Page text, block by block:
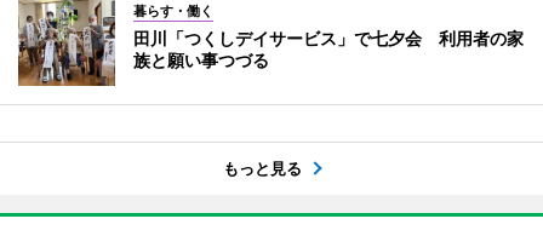
暮らす・働く
田川「つくしデイサービス」で七夕会 利用者の家
族と願い事つづる
もっと見る